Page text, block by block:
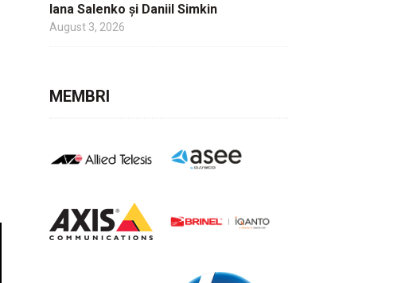
Iana Salenko și Daniil Simkin
August 3, 2026
MEMBRI